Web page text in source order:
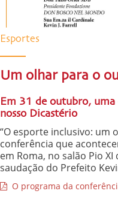
Esportes
Um olhar para o
Em 31 de outubro,
nosso Dicastério
“O esporte inclusivo: um
conferência que
em Roma, no salão Pio
saudação do Prefeito
O programa da